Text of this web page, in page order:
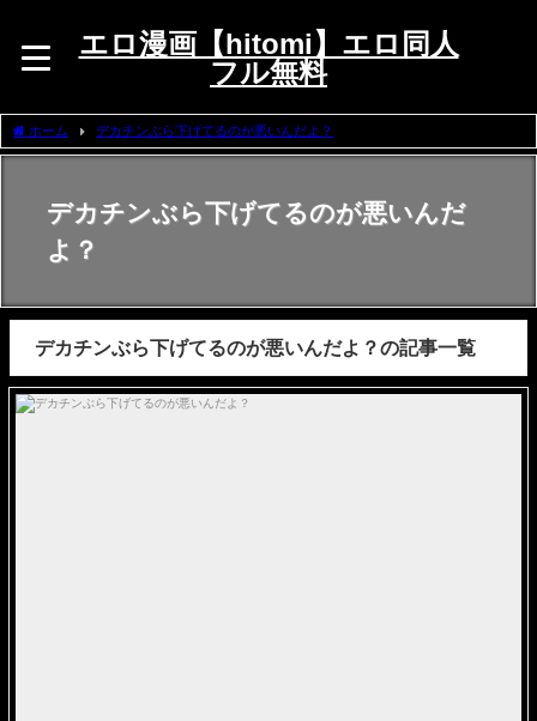
エロ漫画【hitomi】エロ同人
フル無料
ホーム デカチンぶら下げてるのが悪いんだよ？
デカチンぶら下げてるのが悪いんだ
よ？
デカチンぶら下げてるのが悪いんだよ？の記事一覧